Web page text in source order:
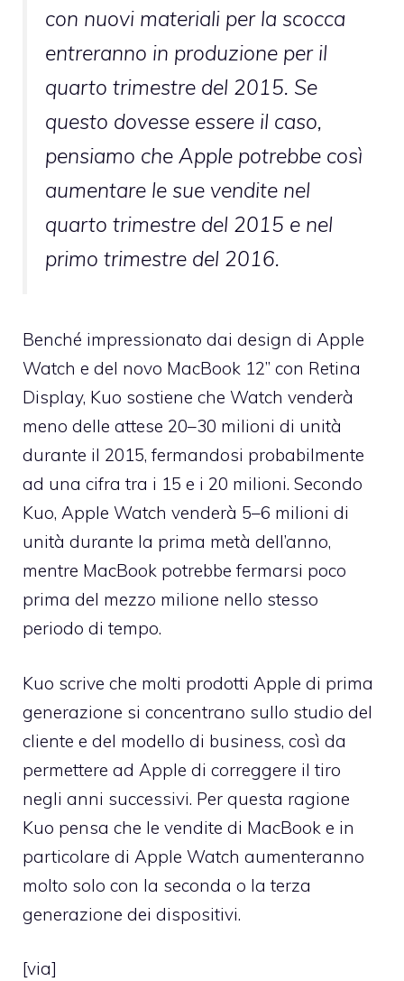
con nuovi materiali per la scocca
entreranno in produzione per il
quarto trimestre del 2015. Se
questo dovesse essere il caso,
pensiamo che Apple potrebbe così
aumentare le sue vendite nel
quarto trimestre del 2015 e nel
primo trimestre del 2016.
Benché impressionato dai design di Apple
Watch e del novo MacBook 12’’ con Retina
Display, Kuo sostiene che Watch venderà
meno delle attese 20–30 milioni di unità
durante il 2015, fermandosi probabilmente
ad una cifra tra i 15 e i 20 milioni. Secondo
Kuo, Apple Watch venderà 5–6 milioni di
unità durante la prima metà dell’anno,
mentre MacBook potrebbe fermarsi poco
prima del mezzo milione nello stesso
periodo di tempo.
Kuo scrive che molti prodotti Apple di prima
generazione si concentrano sullo studio del
cliente e del modello di business, così da
permettere ad Apple di correggere il tiro
negli anni successivi. Per questa ragione
Kuo pensa che le vendite di MacBook e in
particolare di Apple Watch aumenteranno
molto solo con la seconda o la terza
generazione dei dispositivi.
[via]